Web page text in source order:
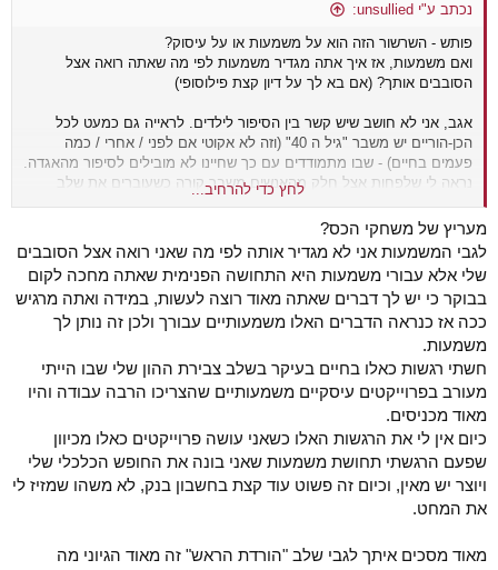
נכתב ע"י unsullied:
פותש - השרשור הזה הוא על משמעות או על עיסוק?
ואם משמעות, אז איך אתה מגדיר משמעות לפי מה שאתה רואה אצל
הסובבים אותך? (אם בא לך על דיון קצת פילוסופי)
אגב, אני לא חושב שיש קשר בין הסיפור לילדים. לראייה גם כמעט לכל
הכן-הוריים יש משבר "גיל ה 40" (וזה לא אקוטי אם לפני / אחרי / כמה
פעמים בחיים) - שבו מתמודדים עם כך שחיינו לא מובילים לסיפור מהאגדה.
נראה לי שלפחות אצל חלק מהאנשים משבר קורה כשעוברים את שלב
ילדים צעירים. שלב שמתאים לתיאור שלך.
-----
ובמישור היותר פרקטי, דיברת על זה שאתה לא היית מרוצה כי פה העשרת
מישהו אחר ושם הרווחת כסף. ואילו אתה מקנא באחרים שמתפתחים. למה
אתה מודד קריירות של אחרים בהתפתחות (למידה? בניית יכולות?) ואת
שלך רק במישור כלכלי?
לחץ כדי להרחיב...
מעריץ של משחקי הכס?
לגבי המשמעות אני לא מגדיר אותה לפי מה שאני רואה אצל הסובבים
שלי אלא עבורי משמעות היא התחושה הפנימית שאתה מחכה לקום
בבוקר כי יש לך דברים שאתה מאוד רוצה לעשות, במידה ואתה מרגיש
ככה אז כנראה הדברים האלו משמעותיים עבורך ולכן זה נותן לך
משמעות.
חשתי רגשות כאלו בחיים בעיקר בשלב צבירת ההון שלי שבו הייתי
מעורב בפרוייקטים עיסקיים משמעותיים שהצריכו הרבה עבודה והיו
מאוד מכניסים.
כיום אין לי את הרגשות האלו כשאני עושה פרוייקטים כאלו מכיוון
שפעם הרגשתי תחושת משמעות שאני בונה את החופש הכלכלי שלי
ויוצר יש מאין, וכיום זה פשוט עוד קצת בחשבון בנק, לא משהו שמזיז לי
את המחט.
מאוד מסכים איתך לגבי שלב "הורדת הראש" זה מאוד הגיוני מה